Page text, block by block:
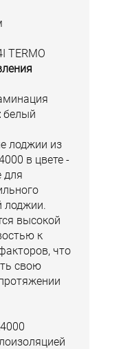
TERMO
белый
лоджии из
в цвете -
для
лоджии.
высокой
к
что
свою